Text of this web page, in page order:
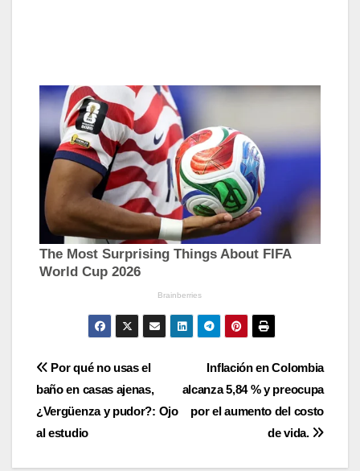
Navegación
de
entradas
Inflación en Colombia
alcanza 5,84 % y preocupa
por el aumento del costo
de vida.
Por qué no usas el
baño en casas ajenas,
¿Vergüenza y pudor?: Ojo
al estudio